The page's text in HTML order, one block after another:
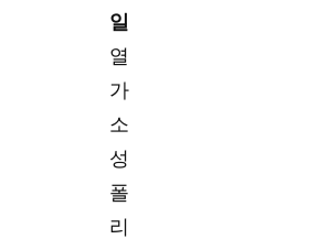
일
열
가
소
성
폴
리